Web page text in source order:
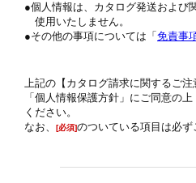
個人情報は、カタログ発送および
使用いたしません。
その他の事項については「 免責事
上記の【カタログ請求に関するご注
「個人情報保護方針」にご同意の
ください。
なお、
[必須]のついている項目は必ず